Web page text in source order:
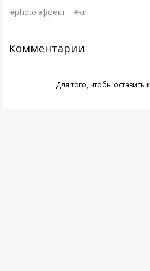
#photo эффект #kir
Комментарии
Для того, чтобы